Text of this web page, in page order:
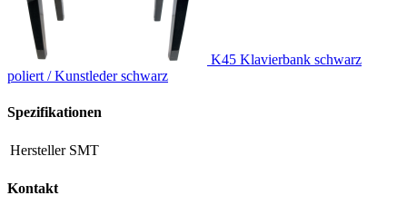
K45 Klavierbank schwarz
poliert / Kunstleder schwarz
Spezifikationen
Hersteller SMT
Kontakt